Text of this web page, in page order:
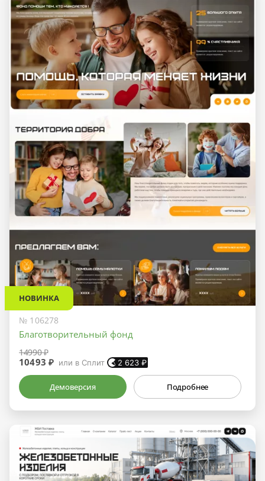
НОВИНКА
№ 106278
Благотворительный фонд
14990 ₽
10493 ₽ или в Сплит 2 623 ₽
Демоверсия Подробнее